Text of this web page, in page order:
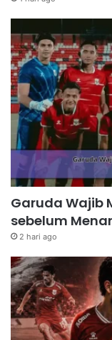
Garuda Wajib
sebelum
2 hari ago